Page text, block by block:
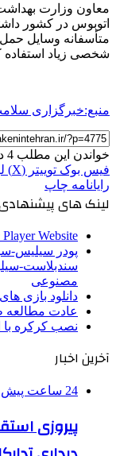
متأسفانه وسایل
شخصی زیاد
منبع:خبرگزاری
خواندن این مطلب 4 دقیقه زمان میبرد
فیس بوک توییتر (X)
رایانامه چاپ
لینک های
Website
پودر سیلیس-
سندبلاست-
مصنوعی
دانلود بازی
عادت مطالعه
نصب کرکره با
آخرین اخبار
24 ساعت پیش
پیروزی